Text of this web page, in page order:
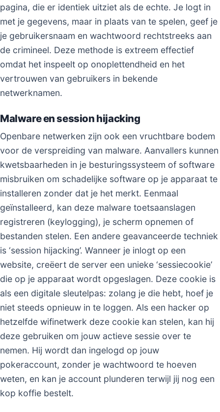
pagina, die er identiek uitziet als de echte. Je logt in
met je gegevens, maar in plaats van te spelen, geef je
je gebruikersnaam en wachtwoord rechtstreeks aan
de crimineel. Deze methode is extreem effectief
omdat het inspeelt op onoplettendheid en het
vertrouwen van gebruikers in bekende
netwerknamen.
Malware en session hijacking
Openbare netwerken zijn ook een vruchtbare bodem
voor de verspreiding van malware. Aanvallers kunnen
kwetsbaarheden in je besturingssysteem of software
misbruiken om schadelijke software op je apparaat te
installeren zonder dat je het merkt. Eenmaal
geïnstalleerd, kan deze malware toetsaanslagen
registreren (keylogging), je scherm opnemen of
bestanden stelen. Een andere geavanceerde techniek
is ‘session hijacking’. Wanneer je inlogt op een
website, creëert de server een unieke ‘sessiecookie’
die op je apparaat wordt opgeslagen. Deze cookie is
als een digitale sleutelpas: zolang je die hebt, hoef je
niet steeds opnieuw in te loggen. Als een hacker op
hetzelfde wifinetwerk deze cookie kan stelen, kan hij
deze gebruiken om jouw actieve sessie over te
nemen. Hij wordt dan ingelogd op jouw
pokeraccount, zonder je wachtwoord te hoeven
weten, en kan je account plunderen terwijl jij nog een
kop koffie bestelt.